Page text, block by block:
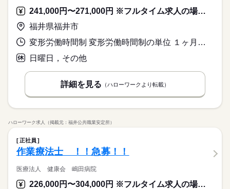
241,000円〜271,000円 ※フルタイム求人の場合は月額（換算額）、パート求人の場合は時間額を表示しています。
福井県福井市
変形労働時間制 変形労働時間制の単位 １ヶ月単位 就業時間１ 8時30分〜17時30分
日曜日，その他
詳細を見る （ハローワークより転載）
ハローワーク求人（掲載元：福井公共職業安定所）
正社員
作業療法士 ！！急募！！
医療法人 健康会 嶋田病院
226,000円〜304,000円 ※フルタイム求人の場合は月額（換算額）、パート求人の場合は時間額を表示しています。